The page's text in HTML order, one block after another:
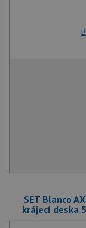
SET Blanco
krájecí deska